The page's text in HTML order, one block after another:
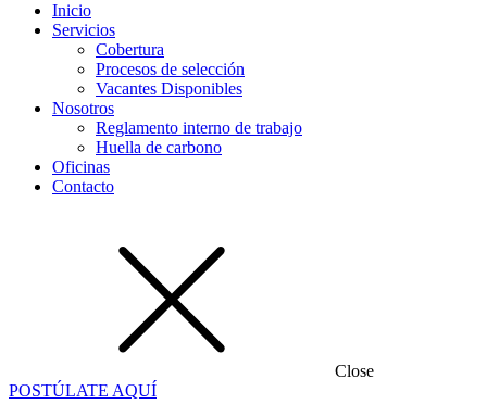
Inicio
Servicios
Cobertura
Procesos de selección
Vacantes Disponibles
Nosotros
Reglamento interno de trabajo
Huella de carbono
Oficinas
Contacto
Close
POSTÚLATE AQUÍ